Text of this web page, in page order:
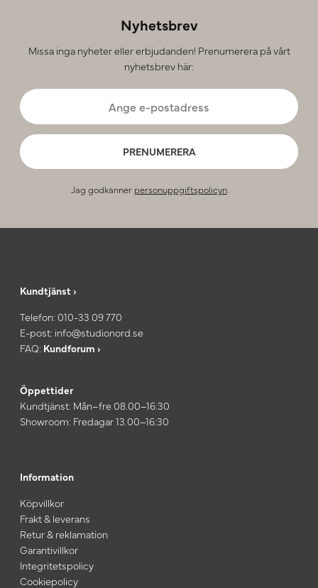
Nyhetsbrev
Missa inga nyheter eller erbjudanden! Prenumerera på vårt
nyhetsbrev här:
PRENUMERERA
Jag godkänner personuppgiftspolicyn.
Kundtjänst ›
Telefon: 010-33 09 770
E-post: info@studionord.se
FAQ: Kundforum ›
Öppettider
Kundtjänst: Mån–fre 08.00–16:30
Showroom: Fredagar 13.00–16:30
Information
Köpvillkor
Frakt & leverans
Retur & reklamation
Garantivillkor
Integritetspolicy
Cookiepolicy